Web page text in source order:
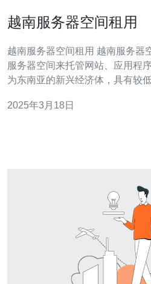
越南服务器空间租用
越南服务器空间租用 越南服务器空间租用是指在越南租用
服务器空间来托管网站、应用程
为东南亚的新兴经济体，具有较
间。 选择越南服务器空间租用有以下几个优势： 地理位置
2025年3月18日